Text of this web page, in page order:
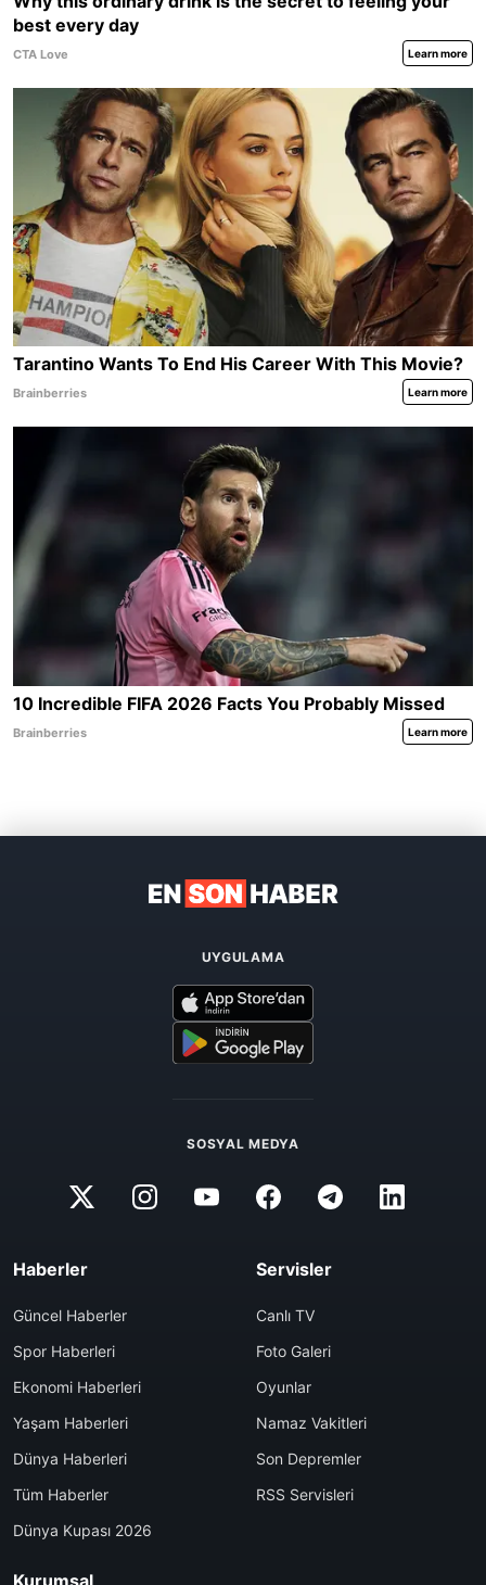
UYGULAMA
SOSYAL MEDYA
Haberler
Güncel Haberler
Spor Haberleri
Ekonomi Haberleri
Yaşam Haberleri
Dünya Haberleri
Tüm Haberler
Dünya Kupası 2026
Servisler
Canlı TV
Foto Galeri
Oyunlar
Namaz Vakitleri
Son Depremler
RSS Servisleri
Kurumsal